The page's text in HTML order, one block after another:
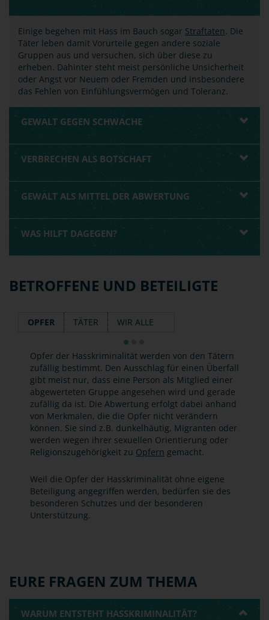
Einige begehen mit Hass im Bauch sogar Straftaten. Die
Täter leben damit Vorurteile gegen andere soziale
Gruppen aus und versuchen, sich über diese zu
erheben. Dahinter steht meist persönliche Unsicherheit
oder Angst vor Neuem oder Fremden und insbesondere
das Fehlen von Einfühlungsvermögen und Toleranz.
GEWALT GEGEN SCHWACHE
VERBRECHEN ALS BOTSCHAFT
GEWALT ALS MITTEL DER ABWERTUNG
WAS HILFT DAGEGEN?
BETROFFENE UND BETEILIGTE
OPFER TÄTER WIR ALLE
Opfer der Hasskriminalität werden von den Tätern
zufällig bestimmt. Den Ausschlag für einen Überfall
gibt meist nur, dass eine Person als Mitglied einer
abgewerteten Gruppe angesehen wird und gerade
zufällig da ist. Die Abwertung erfolgt dabei anhand
von Merkmalen, die die Opfer nicht verändern
können. Sie sind z.B. dunkelhäutig, Migranten oder
werden wegen ihrer sexuellen Orientierung oder
Religionszugehörigkeit zu Opfern gemacht.
Weil die Opfer der Hasskriminalität ohne eigene
Beteiligung angegriffen werden, bedürfen sie des
besonderen Schutzes und der besonderen
Unterstützung.
EURE FRAGEN ZUM THEMA
WARUM ENTSTEHT HASSKRIMINALITÄT?